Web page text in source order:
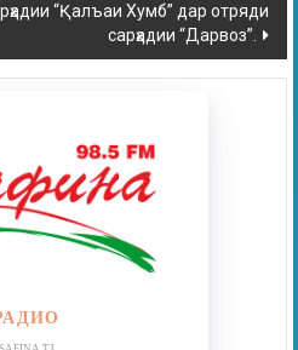
“Қалъаи Хумб” дар отряди
сарҳадии “Дарвоз”.